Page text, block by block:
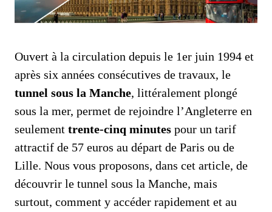
Ouvert à la circulation depuis le 1er juin 1994 et
après six années consécutives de travaux, le
tunnel sous la Manche, littéralement plongé
sous la mer, permet de rejoindre l’Angleterre en
seulement trente-cinq minutes pour un tarif
attractif de 57 euros au départ de Paris ou de
Lille. Nous vous proposons, dans cet article, de
découvrir le tunnel sous la Manche, mais
surtout, comment y accéder rapidement et au